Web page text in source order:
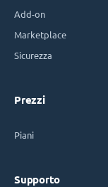
Add-on
Marketplace
Sicurezza
Prezzi
Piani
Supporto